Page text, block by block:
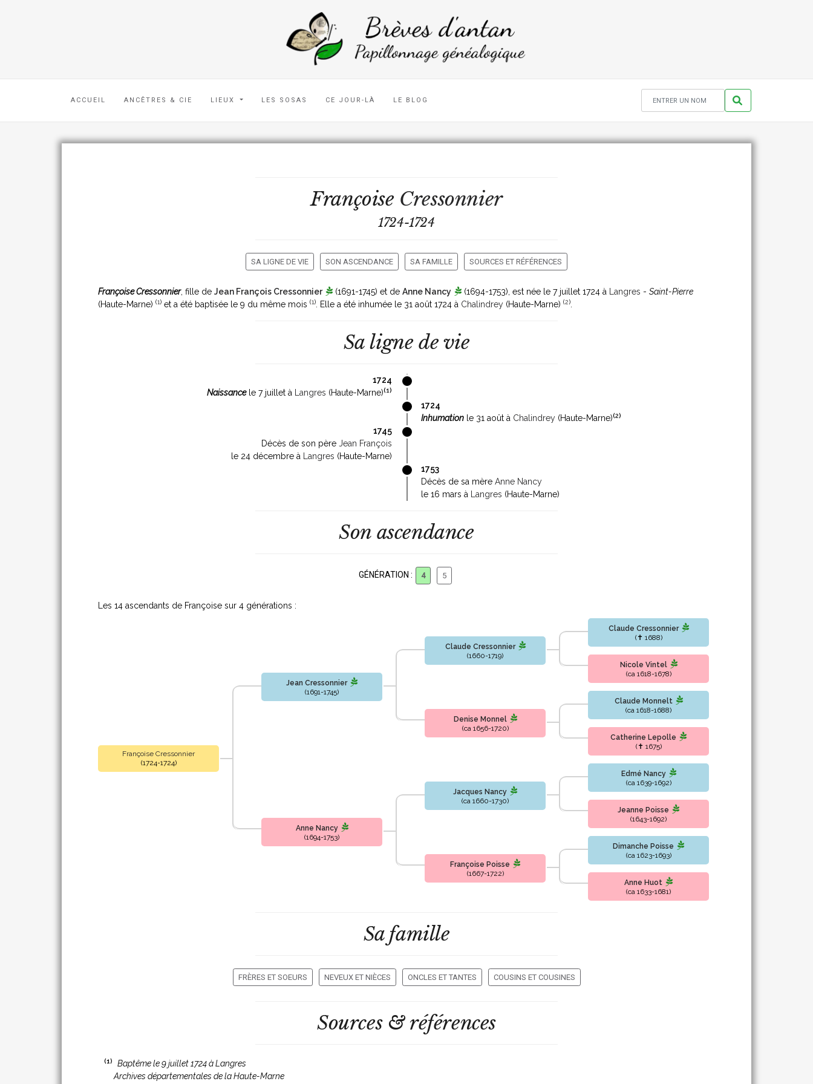
ACCUEIL ANCÊTRES & CIE LIEUX LES SOSAS CE JOUR-LÀ LE BLOG
Françoise Cressonnier
1724-1724
SA LIGNE DE VIE SON ASCENDANCE SA FAMILLE SOURCES ET RÉFÉRENCES
Françoise Cressonnier, fille de Jean François Cressonnier (1691-1745) et de Anne Nancy (1694-1753) , est née le 7 juillet 1724 à Langres - Saint-Pierre
(Haute-Marne) (1) et a été baptisée le 9 du même mois (1) . Elle a été inhumée le 31 août 1724 à Chalindrey (Haute-Marne) (2)
Sa ligne de vie
1724
Naissancele 7 juillet à Langres (Haute-Marne)(1)
1724
Inhumation le 31 août à Chalindrey (Haute-Marne)(2)
1745
Décès de son père Jean François
le 24 décembre à
Langres (Haute-Marne)
1753
Décès de sa mère Anne Nancy
le 16 mars à
Langres (Haute-Marne)
Son ascendance
GÉNÉRATION : 4 5
Les 14 ascendants de Françoise sur 4 générations :
Françoise Cressonnier
(1724-1724)
Jean Cressonnier
(1691-1745)
Claude Cressonnier
(1660-1719)
Claude Cressonnier
(✝ 1688)
Nicole Vintel
(ca 1618-1678)
Denise Monnel
(ca 1656-1720)
Claude Monnelt
(ca 1618-1688)
Catherine Lepolle
(✝ 1675)
Anne Nancy
(1694-1753)
Jacques Nancy
(ca 1660-1730)
Edmé Nancy
(ca 1639-1692)
Jeanne Poisse
(1643-1692)
Françoise Poisse
(1667-1722)
Dimanche Poisse
(ca 1623-1693)
Anne Huot
(ca 1633-1681)
Sa famille
FRÈRES ET SOEURS NEVEUX ET NIÈCES ONCLES ET TANTES COUSINS ET COUSINES
Sources & références
(1)
Baptême le 9 juillet 1724 à Langres
Archives départementales de la Haute-Marne